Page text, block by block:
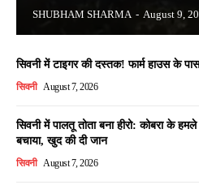
SHUBHAM SHARMA - August 9,
सिवनी में टाइगर की दस्तक! फार्म हाउस के
सिवनी August 7, 2026
सिवनी में पालतू तोता बना हीरो: कोबरा के
बचाया, खुद की दी जान
सिवनी August 7, 2026